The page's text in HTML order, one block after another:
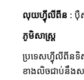
លុយហ៊្វីលីពីន : ប៉ឺ
ភូមិសាស្ត្រ
ប្រទេសហ៊្វីលីពីន
ខាងលិចជាប់នឹងស